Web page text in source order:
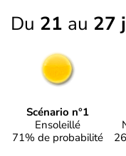
Du 21 au 27
Scénario n°1
Ensoleillé
71% de probabilité